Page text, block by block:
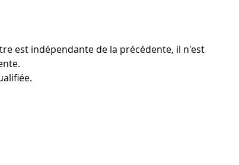
est indépendante de la précédente, il n'est